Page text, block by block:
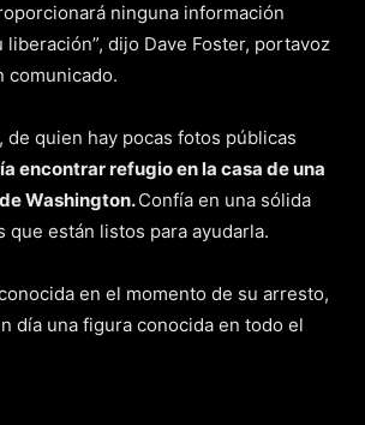
ninguna información
dijo Dave Foster, portavoz
comunicado.
de quien hay pocas fotos públicas
encontrar refugio en la casa de una
Washington.Confía en una sólida
que están listos para ayudarla.
en el momento de su arresto,
día una figura conocida en todo el